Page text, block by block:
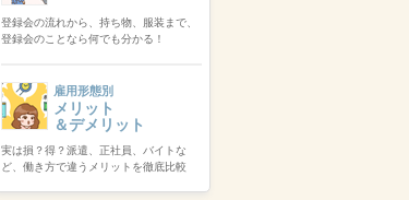
登録会の流れから、持ち物、服装まで、
登録会のことなら何でも分かる！
雇用形態別
メリット
＆デメリット
実は損？得？派遣、正社員、バイトな
ど、働き方で違うメリットを徹底比較